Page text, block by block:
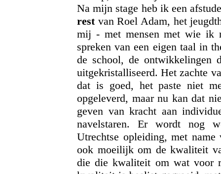
Na mijn stage heb ik een
restvan Roel Adam, het
mij - met mensen met wie ik
spreken van een eigen taal in
de school, de
uitgekristalliseerd. Het zachte
dat is goed, het paste niet
opgeleverd, maar nu kan dat
geven van kracht aan
navelstaren. Er wordt nog
Utrechtse opleiding, met
ook moeilijk om de kwaliteit
die die kwaliteit om wat voor